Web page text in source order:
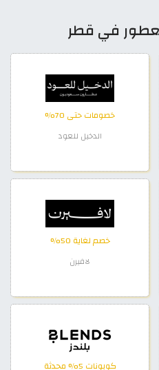
في قطر
خصومات حتى 70%
الدخيل للعود
خصم لغاية 50%
لافيرن
كوبونات 5% محدثة